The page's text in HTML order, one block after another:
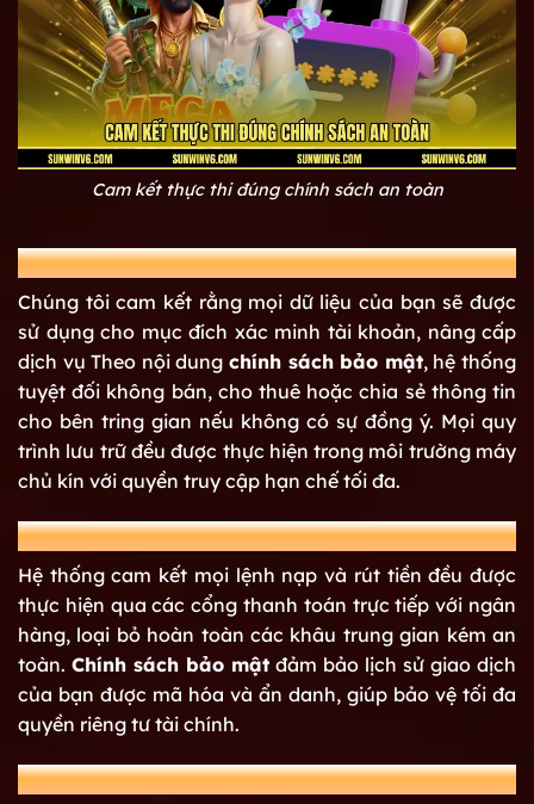
Cam kết thực thi đúng chính sách an toàn
Bảo vệ dữ liệu của bạn
Chúng tôi cam kết rằng mọi dữ liệu của bạn sẽ được
sử dụng cho mục đích xác minh tài khoản, nâng cấp
dịch vụ Theo nội dung chính sách bảo mật, hệ thống
tuyệt đối không bán, cho thuê hoặc chia sẻ thông tin
cho bên tring gian nếu không có sự đồng ý. Mọi quy
trình lưu trữ đều được thực hiện trong môi trường máy
chủ kín với quyền truy cập hạn chế tối đa.
Minh bạch lênh nạp – rút
Hệ thống cam kết mọi lệnh nạp và rút tiền đều được
thực hiện qua các cổng thanh toán trực tiếp với ngân
hàng, loại bỏ hoàn toàn các khâu trung gian kém an
toàn. Chính sách bảo mật đảm bảo lịch sử giao dịch
của bạn được mã hóa và ẩn danh, giúp bảo vệ tối đa
quyền riêng tư tài chính.
Chống lại mọi hành vi xâm nhập